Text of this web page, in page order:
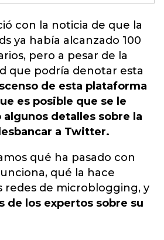
con la noticia de que la
ya había alcanzado 100
pero a pesar de la
que podría denotar esta
de esta plataforma
es posible que se le
algunos detalles sobre la
a Twitter.
qué ha pasado con
qué la hace
redes de microblogging, y
de los expertos sobre su